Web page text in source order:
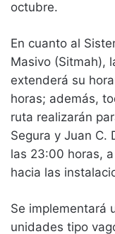
octubre.
En cuanto al
Masivo (Sitmah),
extenderá su
horas; además,
ruta realizarán
Segura y Juan C.
las 23:00 horas,
hacia las
Se implementará
unidades tipo